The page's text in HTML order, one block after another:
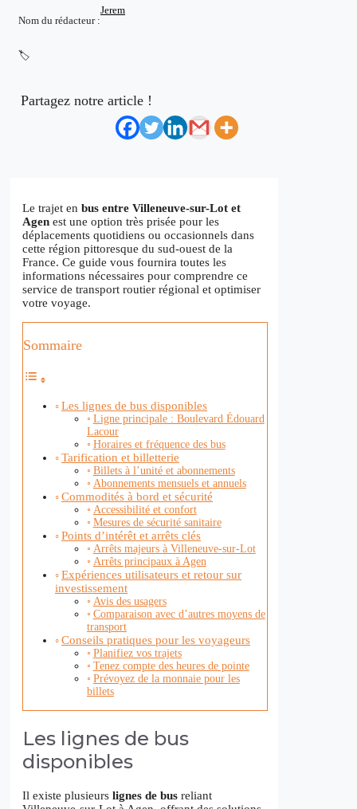
Nom du rédacteur :
Jerem
🏷️
Partagez notre article !
Le trajet en bus entre Villeneuve-sur-Lot et
Agen est une option très prisée pour les
déplacements quotidiens ou occasionnels dans
cette région pittoresque du sud-ouest de la
France. Ce guide vous fournira toutes les
informations nécessaires pour comprendre ce
service de transport routier régional et optimiser
votre voyage.
Sommaire
Les lignes de bus disponibles
Ligne principale : Boulevard Édouard
Lacour
Horaires et fréquence des bus
Tarification et billetterie
Billets à l’unité et abonnements
Abonnements mensuels et annuels
Commodités à bord et sécurité
Accessibilité et confort
Mesures de sécurité sanitaire
Points d’intérêt et arrêts clés
Arrêts majeurs à Villeneuve-sur-Lot
Arrêts principaux à Agen
Expériences utilisateurs et retour sur
investissement
Avis des usagers
Comparaison avec d’autres moyens de
transport
Conseils pratiques pour les voyageurs
Planifiez vos trajets
Tenez compte des heures de pointe
Prévoyez de la monnaie pour les
billets
Les lignes de bus
disponibles
Il existe plusieurs lignes de bus reliant